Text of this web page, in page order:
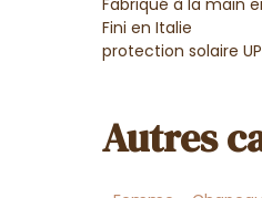
Fabriqué à la main
Fini en Italie
protection solaire
Autres